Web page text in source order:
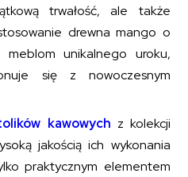
trwałość, ale także
drewna mango o
meblom unikalnego uroku,
się z nowoczesnym
kawowych z kolekcji
jakością ich wykonania
praktycznym elementem